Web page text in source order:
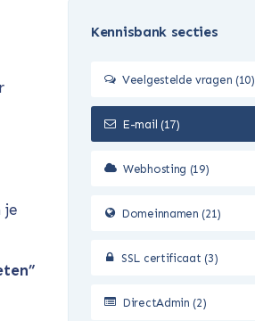
je
Kennisbank secties
Veelgestelde vragen (10)
E-mail (17)
Webhosting (19)
Domeinnamen (21)
SSL certificaat (3)
DirectAdmin (2)